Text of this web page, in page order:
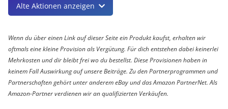
Alte Aktionen anzeigen
Wenn du über einen Link auf dieser Seite ein Produkt kaufst, erhalten wir
oftmals eine kleine Provision als Vergütung. Für dich entstehen dabei keinerlei
Mehrkosten und dir bleibt frei wo du bestellst. Diese Provisionen haben in
keinem Fall Auswirkung auf unsere Beiträge. Zu den Partnerprogrammen und
Partnerschaften gehört unter anderem eBay und das Amazon PartnerNet. Als
Amazon-Partner verdienen wir an qualifizierten Verkäufen.